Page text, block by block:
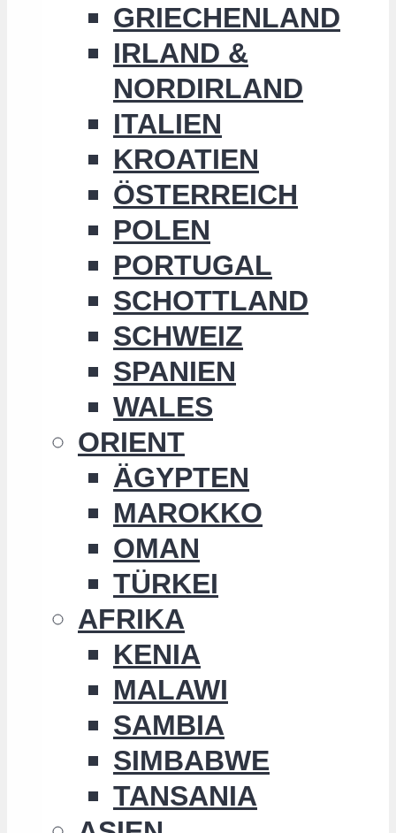
GRIECHENLAND
IRLAND &
NORDIRLAND
ITALIEN
KROATIEN
ÖSTERREICH
POLEN
PORTUGAL
SCHOTTLAND
SCHWEIZ
SPANIEN
WALES
ORIENT
ÄGYPTEN
MAROKKO
OMAN
TÜRKEI
AFRIKA
KENIA
MALAWI
SAMBIA
SIMBABWE
TANSANIA